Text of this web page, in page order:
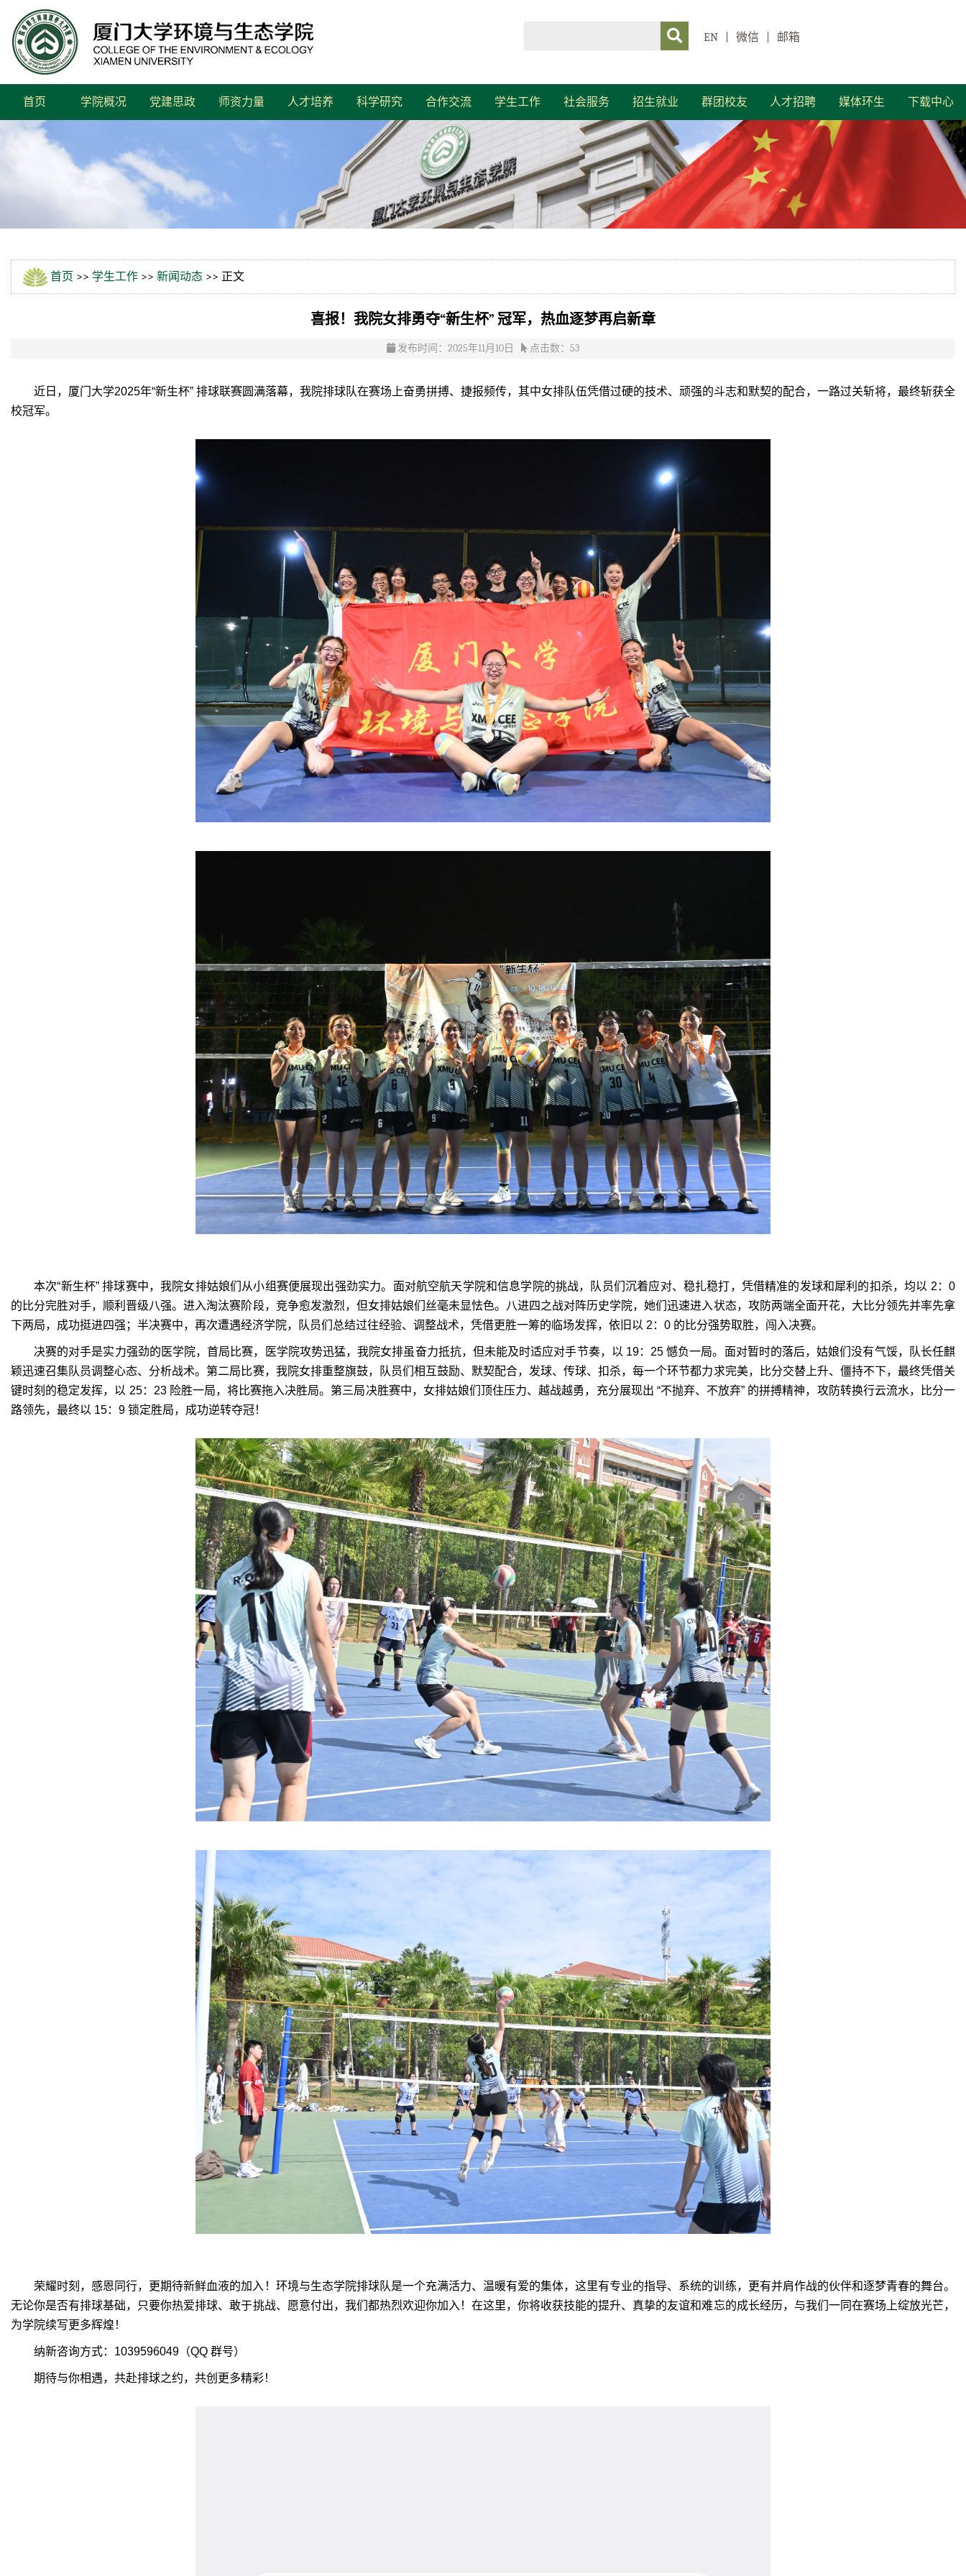
EN 微信 邮箱
首页 学院概况 党建思政 师资力量 人才培养 科学研究 合作交流 学生工作 社会服务 招生就业 群团校友 人才招聘 媒体环生 下载中心
首页 >> 学生工作 >> 新闻动态 >> 正文
喜报！我院女排勇夺“新生杯” 冠军，热血逐梦再启新章
发布时间：2025年11月10日 点击数： 53
近日，厦门大学2025年“新生杯” 排球联赛圆满落幕，我院排球队在赛场上奋勇拼搏、捷报频传，其中女排队伍凭借过硬的技术、顽强的斗志和默契的配合，一路过关斩将，最终斩获全
校冠军。
本次“新生杯” 排球赛中，我院女排姑娘们从小组赛便展现出强劲实力。面对航空航天学院和信息学院的挑战，队员们沉着应对、稳扎稳打，凭借精准的发球和犀利的扣杀，均以 2 ：0
的比分完胜对手，顺利晋级八强。进入淘汰赛阶段，竞争愈发激烈，但女排姑娘们丝毫未显怯色。八进四之战对阵历史学院，她们迅速进入状态，攻防两端全面开花，大比分领先并率先拿
下两局，成功挺进四强；半决赛中，再次遭遇经济学院，队员们总结过往经验、调整战术，凭借更胜一筹的临场发挥，依旧以 2 ： 0 的比分强势取胜，闯入决赛。
决赛的对手是实力强劲的医学院，首局比赛，医学院攻势迅猛，我院女排虽奋力抵抗，但未能及时适应对手节奏，以 19： 25憾负一局。面对暂时的落后，姑娘们没有气馁，队长任麒
颖迅速召集队员调整心态、分析战术。第二局比赛，我院女排重整旗鼓，队员们相互鼓励、默契配合，发球、传球、扣杀，每一个环节都力求完美，比分交替上升、僵持不下，最终凭借关
键时刻的稳定发挥，以 25： 23 险胜一局，将比赛拖入决胜局。第三局决胜赛中，女排姑娘们顶住压力、越战越勇，充分展现出 “不抛弃、不放弃” 的拼搏精神，攻防转换行云流水，比分一
路领先，最终以 15： 9 锁定胜局，成功逆转夺冠！
荣耀时刻，感恩同行，更期待新鲜血液的加入！环境与生态学院排球队是一个充满活力、温暖有爱的集体，这里有专业的指导、系统的训练，更有并肩作战的伙伴和逐梦青春的舞台。
无论你是否有排球基础，只要你热爱排球、敢于挑战、愿意付出，我们都热烈欢迎你加入！在这里，你将收获技能的提升、真挚的友谊和难忘的成长经历，与我们一同在赛场上绽放光芒，
为学院续写更多辉煌！
纳新咨询方式： 1039596049 （QQ 群号）
期待与你相遇，共赴排球之约，共创更多精彩！